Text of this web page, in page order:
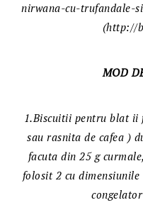
nirwana-cu-trufandale-
(http://
MOD
1.Biscuitii pentru blat
sau rasnita de cafea )
facuta din 25 g
folosit 2 cu